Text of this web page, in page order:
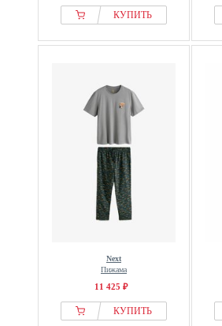
КУПИТЬ
Next
Пижама
11 425 ₽
КУПИТЬ